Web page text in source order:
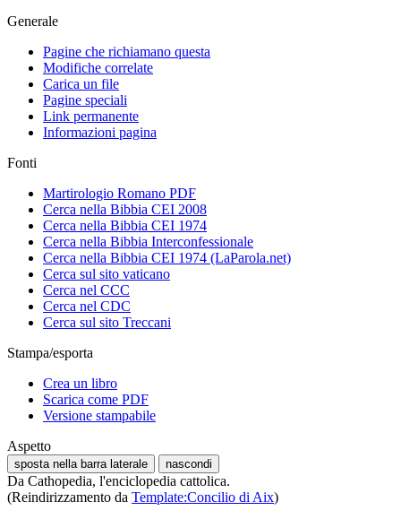
Generale
Pagine che richiamano questa
Modifiche correlate
Carica un file
Pagine speciali
Link permanente
Informazioni pagina
Fonti
Martirologio Romano PDF
Cerca nella Bibbia CEI 2008
Cerca nella Bibbia CEI 1974
Cerca nella Bibbia Interconfessionale
Cerca nella Bibbia CEI 1974 (LaParola.net)
Cerca sul sito vaticano
Cerca nel CCC
Cerca nel CDC
Cerca sul sito Treccani
Stampa/esporta
Crea un libro
Scarica come PDF
Versione stampabile
Aspetto
sposta nella barra laterale nascondi
Da Cathopedia, l'enciclopedia cattolica.
(Reindirizzamento da Template:Concilio di Aix)